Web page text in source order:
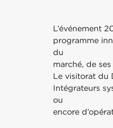
L’événement
programme
du
marché, de
Le visitorat du
Intégrateurs
ou
encore